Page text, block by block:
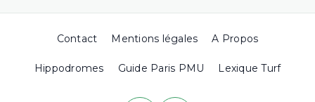
Contact Mentions légales A Propos
Hippodromes Guide Paris PMU Lexique Turf